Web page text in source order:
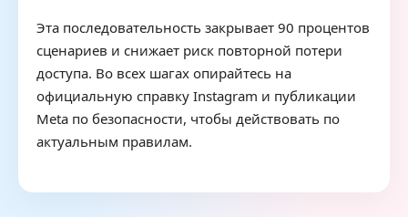
Эта последовательность закрывает 90 процентов
сценариев и снижает риск повторной потери
доступа. Во всех шагах опирайтесь на
официальную справку Instagram и публикации
Meta по безопасности, чтобы действовать по
актуальным правилам.